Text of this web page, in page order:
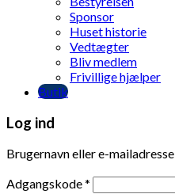
Sponsor
Huset historie
Vedtægter
Bliv medlem
Frivillige hjælper
Butik
Log ind
Brugernavn eller e-mailadresse
Adgangskode*